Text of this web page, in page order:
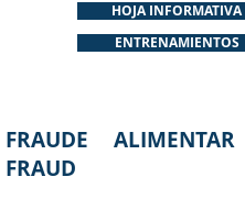
HOJA INFORMATIVA
ENTRENAMIENTOS
FRAUDE
FRAUD